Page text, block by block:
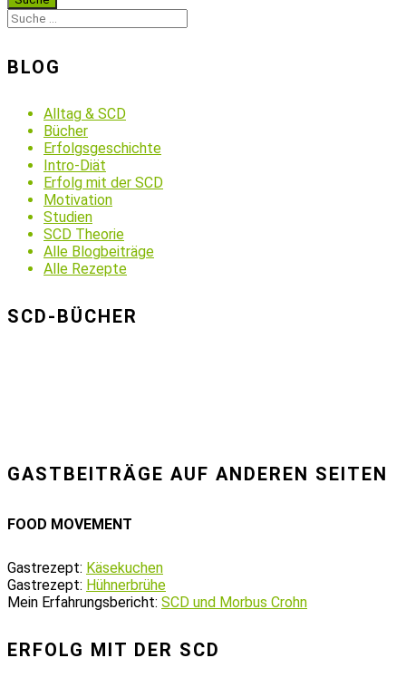
BLOG
Alltag & SCD
Bücher
Erfolgsgeschichte
Intro-Diät
Erfolg mit der SCD
Motivation
Studien
SCD Theorie
Alle Blogbeiträge
Alle Rezepte
SCD-BÜCHER
GASTBEITRÄGE AUF ANDEREN SEITEN
FOOD MOVEMENT
Gastrezept: Käsekuchen
Gastrezept: Hühnerbrühe
Mein Erfahrungsbericht: SCD und Morbus Crohn
ERFOLG MIT DER SCD